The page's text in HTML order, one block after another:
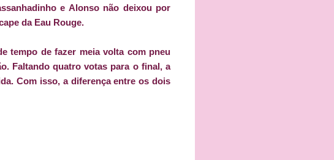
e Alonso não deixou por
da Eau Rouge.
tempo de fazer meia volta com pneu
Faltando quatro votas para o final, a
Com isso, a diferença entre os dois